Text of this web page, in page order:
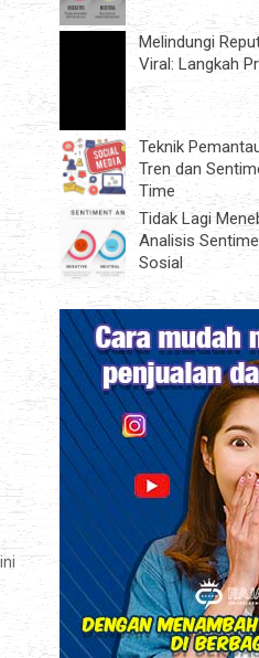
Melindungi
Viral: Langkah
Teknik
Tren dan
Time
Tidak Lagi
Analisis
Sosial